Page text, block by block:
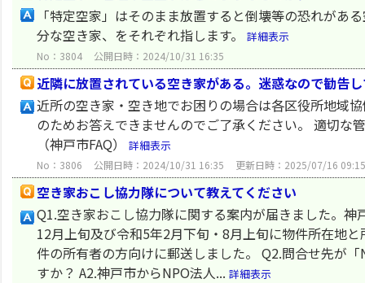
「特定空家」はそのまま放置すると倒壊等の恐れが
分な空き家、をそれぞれ指します。
詳細表示
No：3804 公開日時：2024/10/31 16:35
近隣に放置されている空き家がある。迷惑なので勧告
近所の空き家・空き地でお困りの場合は各区役所地域
のためお答えできませんのでご了承ください。 適切な
（神戸市FAQ）
詳細表示
No：3806 公開日時：2024/10/31 16:35 更新日時：2025/07/16 09:15
空き家おこし協力隊について教えてください
Q1.空き家おこし協力隊に関する案内が届きました。
12月上旬及び令和5年2月下旬・8月上旬に物件所在地
件の所有者の方向けに郵送しました。 Q2.問合せ先が
すか？ A2.神戸市からNPO法人... 詳細表示